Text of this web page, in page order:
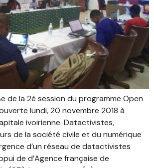
de la 2è session du programme Open
lundi, 20 novembre 2018 à
ivoirienne. Datactivistes,
de la société civile et du numérique
d’un réseau de datactivistes
de d’Agence française de